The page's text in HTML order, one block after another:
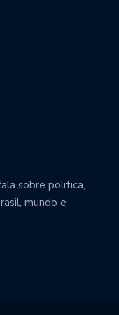
sobre politica,
mundo e